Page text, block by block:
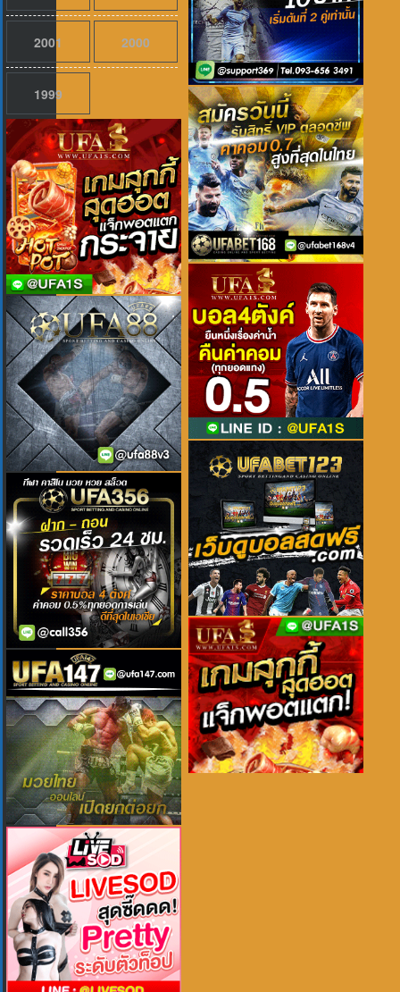
2001 2000
1999
เสียงไทย2026
Evil Dead Burn (2026) ผีอมตะแผดเผา